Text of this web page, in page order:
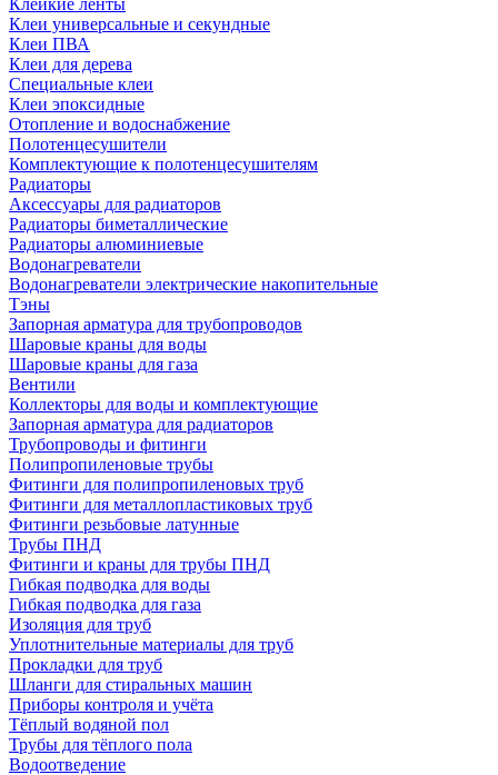
Клейкие ленты
Клеи универсальные и секундные
Клеи ПВА
Клеи для дерева
Специальные клеи
Клеи эпоксидные
Отопление и водоснабжение
Полотенцесушители
Комплектующие к полотенцесушителям
Радиаторы
Аксессуары для радиаторов
Радиаторы биметаллические
Радиаторы алюминиевые
Водонагреватели
Водонагреватели электрические накопительные
Тэны
Запорная арматура для трубопроводов
Шаровые краны для воды
Шаровые краны для газа
Вентили
Коллекторы для воды и комплектующие
Запорная арматура для радиаторов
Трубопроводы и фитинги
Полипропиленовые трубы
Фитинги для полипропиленовых труб
Фитинги для металлопластиковых труб
Фитинги резьбовые латунные
Трубы ПНД
Фитинги и краны для трубы ПНД
Гибкая подводка для воды
Гибкая подводка для газа
Изоляция для труб
Уплотнительные материалы для труб
Прокладки для труб
Шланги для стиральных машин
Приборы контроля и учёта
Тёплый водяной пол
Трубы для тёплого пола
Водоотведение